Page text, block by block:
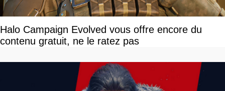
Halo Campaign Evolved vous offre encore du
contenu gratuit, ne le ratez pas